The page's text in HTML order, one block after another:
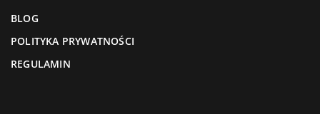
BLOG
POLITYKA PRYWATNOŚCI
REGULAMIN